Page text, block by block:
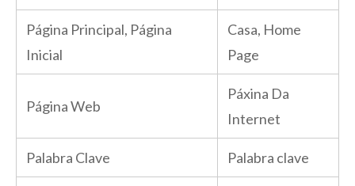
Página Principal, Página
Inicial
Casa, Home
Page
Página Web
Páxina Da
Internet
Palabra Clave Palabra clave